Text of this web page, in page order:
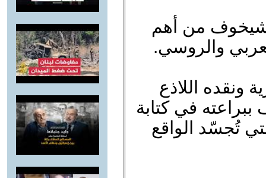
من أهم
والروسي.
ونقده اللاذع
ببراعته في كتابة
تُجسّد الواقع